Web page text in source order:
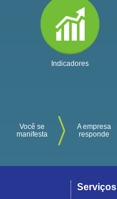
Indicadores
Você se
manifesta
A empresa
responde
Serviços